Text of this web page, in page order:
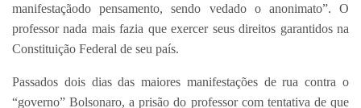
manifestaçãodo pensamento, sendo vedado o anonimato”. O
professor nada mais fazia que exercer seus direitos garantidos na
Constituição Federal de seu país.
Passados dois dias das maiores manifestações de rua contra o
“governo” Bolsonaro, a prisão do professor com tentativa de que